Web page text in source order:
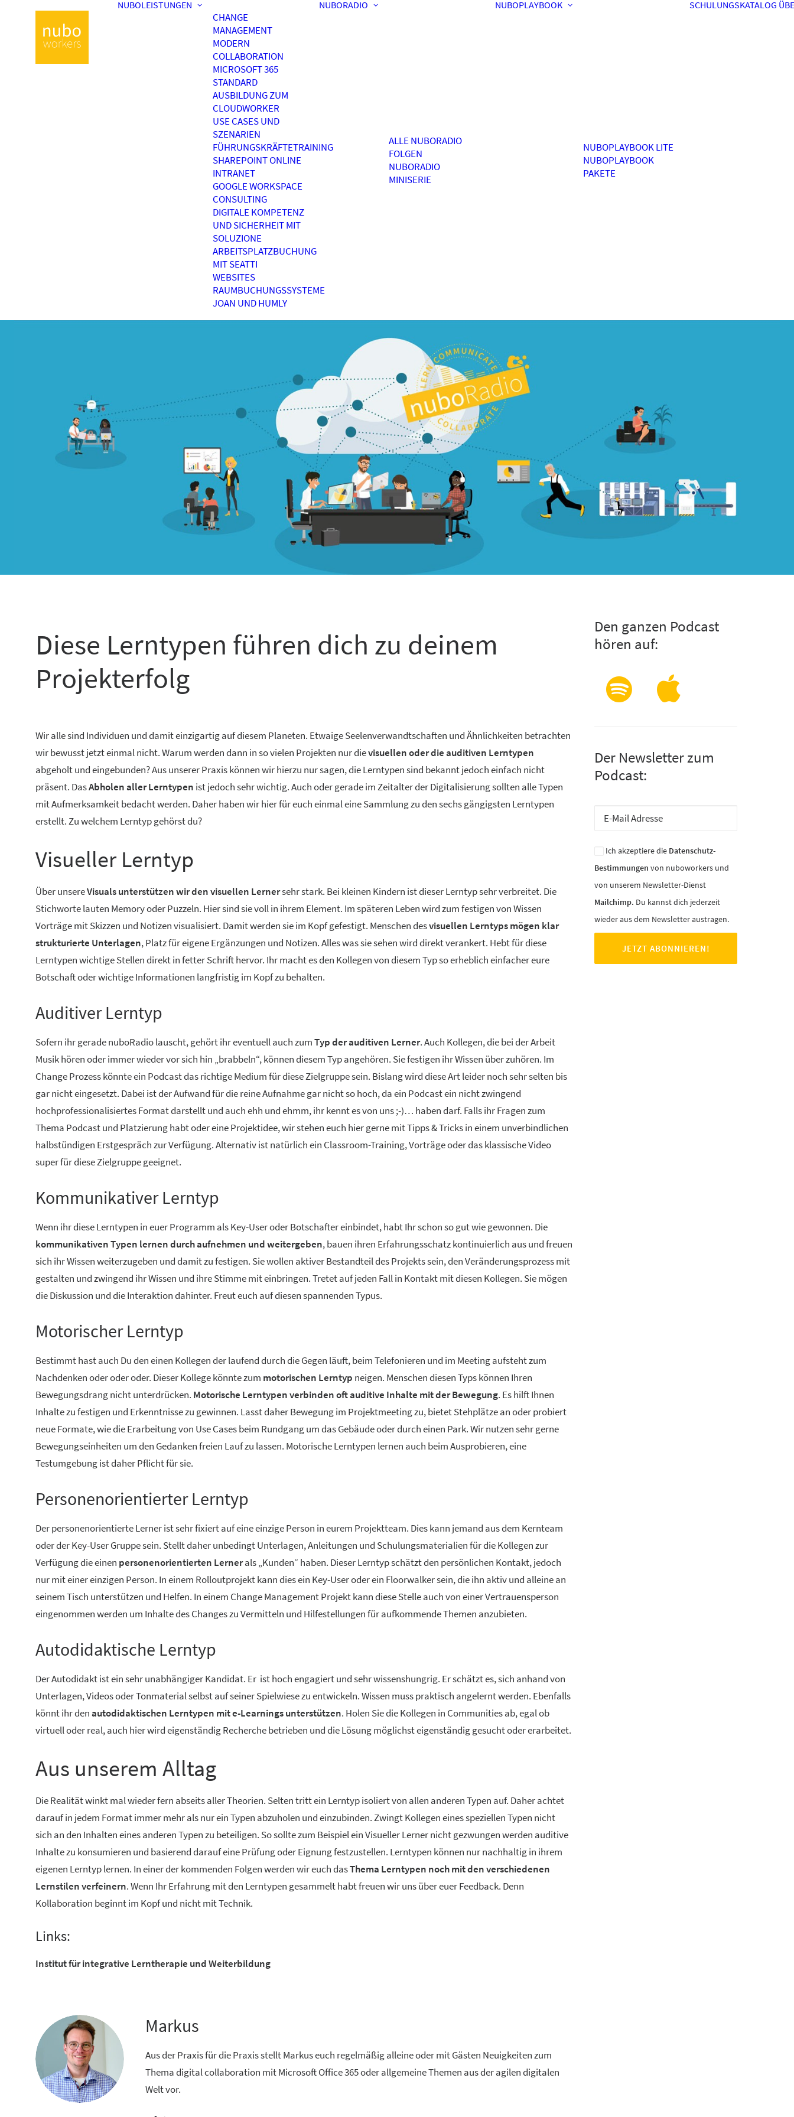
NUBOLEISTUNGEN
CHANGE
MANAGEMENT
MODERN
COLLABORATION
MICROSOFT 365
STANDARD
AUSBILDUNG ZUM
CLOUDWORKER
USE CASES UND
SZENARIEN
FÜHRUNGSKRÄFTETRAINING
SHAREPOINT ONLINE
INTRANET
GOOGLE WORKSPACE
CONSULTING
DIGITALE KOMPETENZ
UND SICHERHEIT MIT
SOLUZIONE
ARBEITSPLATZBUCHUNG
MIT SEATTI
WEBSITES
RAUMBUCHUNGSSYSTEME
JOAN UND HUMLY
NUBORADIO
ALLE NUBORADIO
FOLGEN
NUBORADIO
MINISERIE
NUBOPLAYBOOK
NUBOPLAYBOOK LITE
NUBOPLAYBOOK
PAKETE
SCHULUNGSKATALOG
Diese Lerntypen führen dich zu deinem
Projekterfolg
Wir alle sind Individuen und damit einzigartig auf diesem Planeten. Etwaige Seelenverwandtschaften und Ähnlichkeiten betrachten
wir bewusst jetzt einmal nicht. Warum werden dann in so vielen Projekten nur dievisuellen oder die auditiven Lerntypen
abgeholt und eingebunden? Aus unserer Praxis können wir hierzu nur sagen, die Lerntypen sind bekannt jedoch einfach nicht
präsent. DasAbholen aller Lerntypen ist jedoch sehr wichtig. Auch oder gerade im Zeitalter der Digitalisierung sollten alle Typen
mit Aufmerksamkeit bedacht werden. Daher haben wir hier für euch einmal eine Sammlung zu den sechs gängigsten Lerntypen
erstellt. Zu welchem Lerntyp gehörst du?
Visueller Lerntyp
Über unsereVisuals unterstützen wir den visuellen Lernersehr stark. Bei kleinen Kindern ist dieser Lerntyp sehr verbreitet. Die
Stichworte lauten Memory oder Puzzeln. Hier sind sie voll in ihrem Element. Im späteren Leben wird zum festigen von Wissen
Vorträge mit Skizzen und Notizen visualisiert. Damit werden sie im Kopf gefestigt. Menschen desvisuellen Lerntyps mögen klar
strukturierte Unterlagen, Platz für eigene Ergänzungen und Notizen. Alles was sie sehen wird direkt verankert. Hebt für diese
Lerntypen wichtige Stellen direkt in fetter Schrift hervor. Ihr macht es den Kollegen von diesem Typ so erheblich einfacher eure
Botschaft oder wichtige Informationen langfristig im Kopf zu behalten.
Auditiver Lerntyp
Sofern ihr gerade nuboRadio lauscht, gehört ihr eventuell auch zumTyp der auditiven Lerner. Auch Kollegen, die bei der Arbeit
Musik hören oder immer wieder vor sich hin „brabbeln“, können diesem Typ angehören. Sie festigen ihr Wissen über zuhören. Im
Change Prozess könnte ein Podcast das richtige Medium für diese Zielgruppe sein. Bislang wird diese Art leider noch sehr selten bis
gar nicht eingesetzt. Dabei ist der Aufwand für die reine Aufnahme gar nicht so hoch, da ein Podcast ein nicht zwingend
hochprofessionalisiertes Format darstellt und auch ehh und ehmm, ihr kennt es von uns ;-)… haben darf. Falls ihr Fragen zum
Thema Podcast und Platzierung habt oder eine Projektidee, wir stehen euch hier gerne mit Tipps & Tricks in einem unverbindlichen
halbstündigen Erstgespräch zur Verfügung. Alternativ ist natürlich ein Classroom-Training, Vorträge oder das klassische Video
super für diese Zielgruppe geeignet.
Kommunikativer Lerntyp
Wenn ihr diese Lerntypen in euer Programm als Key-User oder Botschafter einbindet, habt Ihr schon so gut wie gewonnen. Die
kommunikativen Typen lernen durch aufnehmen und weitergeben, bauen ihren Erfahrungsschatz kontinuierlich aus und freuen
sich ihr Wissen weiterzugeben und damit zu festigen. Sie wollen aktiver Bestandteil des Projekts sein, den Veränderungsprozess mit
gestalten und zwingend ihr Wissen und ihre Stimme mit einbringen. Tretet auf jeden Fall in Kontakt mit diesen Kollegen. Sie mögen
die Diskussion und die Interaktion dahinter. Freut euch auf diesen spannenden Typus.
Motorischer Lerntyp
Bestimmt hast auch Du den einen Kollegen der laufend durch die Gegen läuft, beim Telefonieren und im Meeting aufsteht zum
Nachdenken oder oder oder. Dieser Kollege könnte zum motorischen Lerntyp neigen. Menschen diesen Typs können Ihren
Bewegungsdrang nicht unterdrücken. Motorische Lerntypen verbinden oft auditive Inhalte mit der Bewegung. Es hilft Ihnen
Inhalte zu festigen und Erkenntnisse zu gewinnen. Lasst daher Bewegung im Projektmeeting zu, bietet Stehplätze an oder probiert
neue Formate, wie die Erarbeitung von Use Cases beim Rundgang um das Gebäude oder durch einen Park. Wir nutzen sehr gerne
Bewegungseinheiten um den Gedanken freien Lauf zu lassen. Motorische Lerntypen lernen auch beim Ausprobieren, eine
Testumgebung ist daher Pflicht für sie.
Personenorientierter Lerntyp
Der personenorientierte Lerner ist sehr fixiert auf eine einzige Person in eurem Projektteam. Dies kann jemand aus dem Kernteam
oder der Key-User Gruppe sein. Stellt daher unbedingt Unterlagen, Anleitungen und Schulungsmaterialien für die Kollegen zur
Verfügung die einen personenorientierten Lernerals „Kunden“ haben. Dieser Lerntyp schätzt den persönlichen Kontakt, jedoch
nur mit einer einzigen Person. In einem Rolloutprojekt kann dies ein Key-User oder ein Floorwalker sein, die ihn aktiv und alleine an
seinem Tisch unterstützen und Helfen. In einem Change Management Projekt kann diese Stelle auch von einer Vertrauensperson
eingenommen werden um Inhalte des Changes zu Vermitteln und Hilfestellungen für aufkommende Themen anzubieten.
Autodidaktische Lerntyp
Der Autodidakt ist ein sehr unabhängiger Kandidat. Er ist hoch engagiert und sehr wissenshungrig. Er schätzt es, sich anhand von
Unterlagen, Videos oder Tonmaterial selbst auf seiner Spielwiese zu entwickeln. Wissen muss praktisch angelernt werden. Ebenfalls
könnt ihr denautodidaktischen Lerntypen mit e-Learnings unterstützen. Holen Sie die Kollegen in Communities ab, egal ob
virtuell oder real, auch hier wird eigenständig Recherche betrieben und die Lösung möglichst eigenständig gesucht oder erarbeitet.
Aus unserem Alltag
Die Realität winkt mal wieder fern abseits aller Theorien. Selten tritt ein Lerntyp isoliert von allen anderen Typen auf. Daher achtet
darauf in jedem Format immer mehr als nur ein Typen abzuholen und einzubinden. Zwingt Kollegen eines speziellen Typen nicht
sich an den Inhalten eines anderen Typen zu beteiligen. So sollte zum Beispiel ein Visueller Lerner nicht gezwungen werden auditive
Inhalte zu konsumieren und basierend darauf eine Prüfung oder Eignung festzustellen. Lerntypen können nur nachhaltig in ihrem
eigenen Lerntyp lernen. In einer der kommenden Folgen werden wir euch dasThema Lerntypen noch mit den verschiedenen
Lernstilen verfeinern. Wenn Ihr Erfahrung mit den Lerntypen gesammelt habt freuen wir uns über euer Feedback. Denn
Kollaboration beginnt im Kopf und nicht mit Technik.
Links:
Institut für integrative Lerntherapie und Weiterbildung
Den ganzen Podcast
hören auf:
Der Newsletter zum
Podcast:
Ich akzeptiere die Datenschutz-
Bestimmungen von nuboworkers und
von unserem Newsletter-Dienst
Mailchimp. Du kannst dich jederzeit
wieder aus dem Newsletter austragen.
Markus
Aus der Praxis für die Praxis stellt Markus euch regelmäßig alleine oder mit Gästen Neuigkeiten zum
Thema digital collaboration mit Microsoft Office 365 oder allgemeine Themen aus der agilen digitalen
Welt vor.